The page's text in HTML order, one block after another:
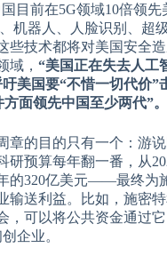
目前在5G领域10倍领先
机器人、人脸识别、超
些技术都将对美国安全
域， “美国正在失去人工
美国要“不惜一切代价”
面领先中国至少两代”。
章的目的只有一个：游
研预算每年翻一番，从
的320亿美元——最终为
输送利益。比如，施密
，可以将公共资金通过
企业。